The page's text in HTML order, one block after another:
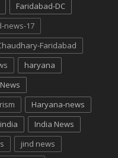
Faridabad-DC
news-17
Faridabad
haryana
Haryana-news
india
India News
jind news